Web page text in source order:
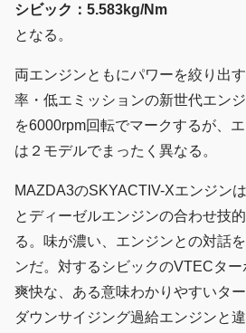
シビック：5.583kg/Nm
となる。
両エンジンともにパワーを絞り出
率・低エミッションの新世代エン
を6000rpm回転でマークするが、
は２モデルでまったく異なる。
MAZDA3のSKYACTIV-Xエンジン
とディーゼルエンジンの合わせ技
る。味が濃い、エンジンとの対話
ンだ。対するシビックのVTECタ
爽快な、ある意味わかりやすいタ
ダウンサイジング過給エンジンと